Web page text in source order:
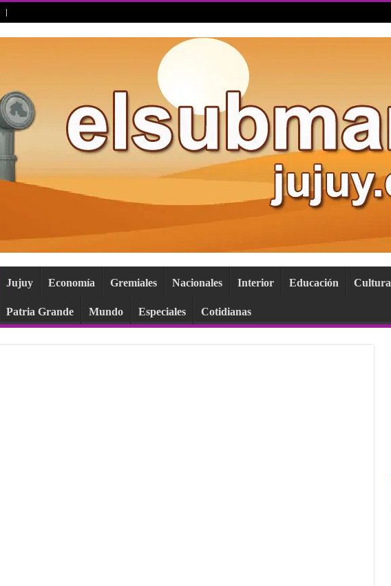
Jujuy Economía Gremiales Nacionales Interior Educación Cultura
Patria Grande Mundo Especiales Cotidianas